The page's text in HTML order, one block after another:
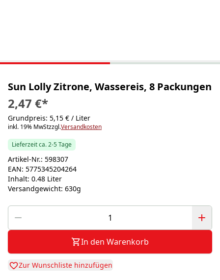
Sun Lolly Zitrone, Wassereis, 8 Packungen
2,47 €*
Grundpreis: 5,15 € / Liter
inkl. 19% MwStzzgl.Versandkosten
Lieferzeit ca. 2-5 Tage
Artikel-Nr.: 598307
EAN: 5775345204264
Inhalt: 0.48 Liter
Versandgewicht: 630g
In den Warenkorb
Zur Wunschliste hinzufügen